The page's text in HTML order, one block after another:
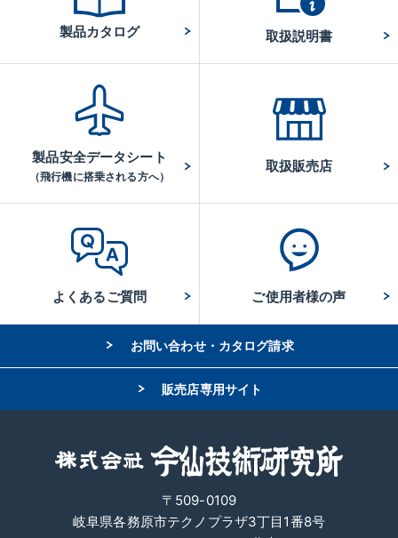
製品カタログ 取扱説明書
製品安全データシート
（飛行機に搭乗される方へ）
取扱販売店
よくあるご質問 ご使用者様の声
お問い合わせ・カタログ請求
販売店専用サイト
〒509-0109
岐阜県各務原市テクノプラザ3丁目1番8号